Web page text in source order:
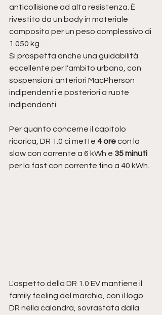
anticollisione ad alta resistenza. È
rivestito da un body in materiale
composito per un peso complessivo di
1.050 kg.
Si prospetta anche una guidabilità
eccellente per l'ambito urbano, con
sospensioni anteriori MacPherson
indipendenti e posteriori a ruote
indipendenti.
Per quanto concerne il capitolo
ricarica, DR 1.0 ci mette 4 orecon la
slow con corrente a 6 kWh e 35 minuti
per la fast con corrente fino a 40 kWh.
L'aspetto della DR 1.0 EV mantiene il
family feeling del marchio, con il logo
DR nella calandra, sovrastata dalla